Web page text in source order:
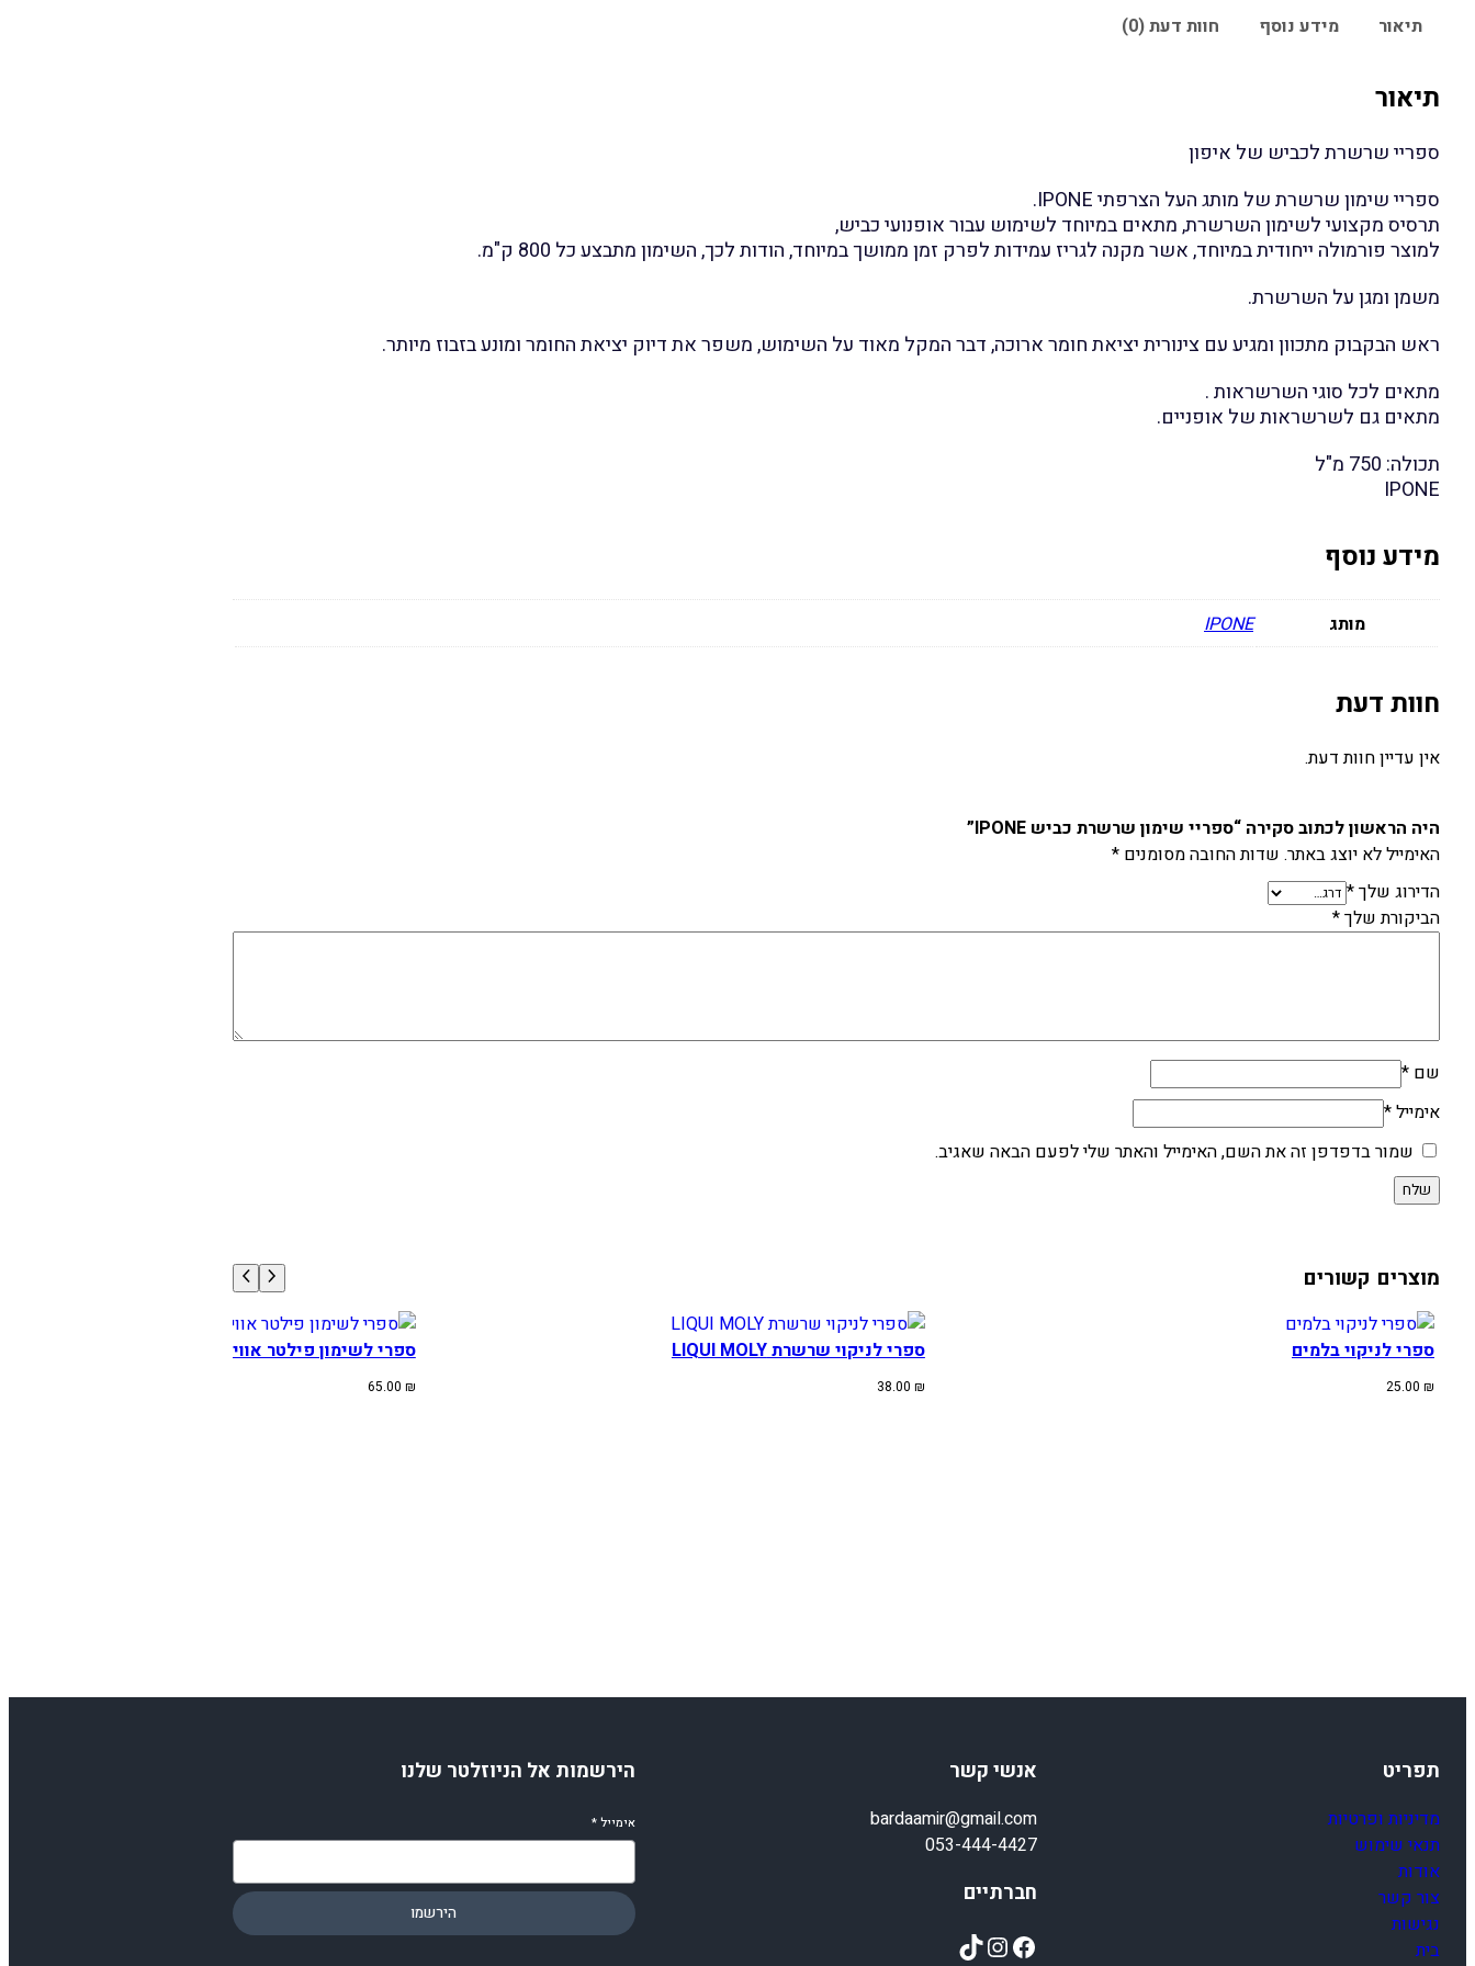
י
מ
ש
P
N
תיאור
מידע נוסף חוות דעת (0)
תיאור
ספריי שרשרת לכביש של איפון
ספריי שימון שרשרת של מותג העל הצרפתי IPONE.
תרסיס מקצועי לשימון השרשרת, מתאים במיוחד לשימוש עבור אופנועי כביש,
למוצר פורמולה ייחודית במיוחד, אשר מקנה לגריז עמידות לפרק זמן ממושך במיוחד, הודות לכך, השימון מתבצע כל 800 ק"מ.
משמן ומגן על השרשרת.
ראש הבקבוק מתכוון ומגיע עם צינורית יציאת חומר ארוכה, דבר המקל מאוד על השימוש, משפר את דיוק יציאת החומר ומונע בזבוז מיותר.
מתאים לכל סוגי השרשראות .
מתאים גם לשרשראות של אופניים.
תכולה: 750 מ"ל
IPONE
מידע נוסף
מותג IPONE
חוות דעת
אין עדיין חוות דעת.
היה הראשון לכתוב סקירה “ספריי שימון שרשרת כביש IPONE”
האימייל לא יוצג באתר. שדות החובה מסומנים *
הדירוג שלך*
הביקורת שלך*
שם *
אימייל*
שמור בדפדפן זה את השם, האימייל והאתר שלי לפעם הבאה שאגיב.
מוצרים קשורים
ספרי לניקוי בלמים
25.00 ₪
ספרי לניקוי שרשרת LIQUI MOLY
38.00 ₪
ספרי לשימון פילטר אוויר.
65.00 ₪
תפריט
מדיניות ופרטיות
תנאי שימוש
אודות
צור קשר
נגישות
בית
אנשי קשר
bardaamir@gmail.com
053-444-4427
חברתיים
Facebook
Instagram
TikTok
הירשמות אל הניוזלטר שלנו
אימייל*
הירשמו